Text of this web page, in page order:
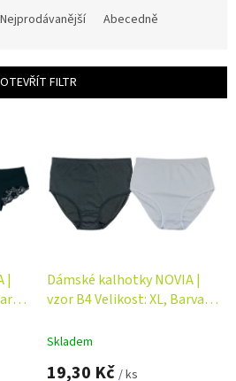
Nejprodávanější Abecedně
OTEVŘÍT FILTR
|
Dámské kalhotky NOVIA |
vzor B4 Velikost: XL, Barva:
Skladem
19,30 Kč / ks